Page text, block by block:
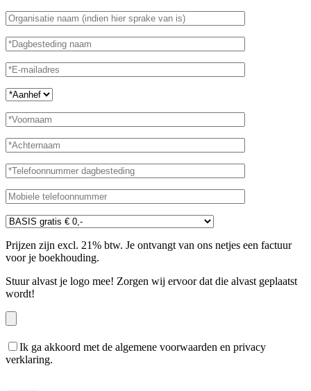
Prijzen zijn excl. 21% btw. Je ontvangt van ons netjes een factuur
voor je boekhouding.
Stuur alvast je logo mee! Zorgen wij ervoor dat die alvast geplaatst
wordt!
Ik ga akkoord met de algemene voorwaarden en privacy
verklaring.